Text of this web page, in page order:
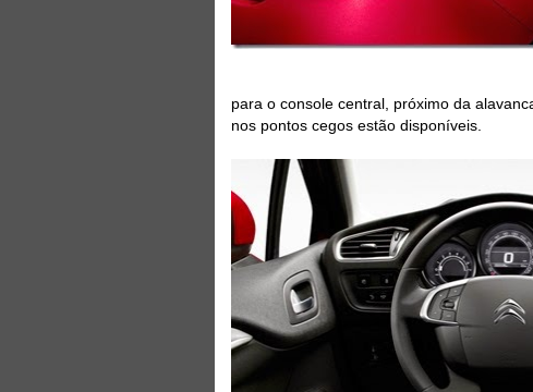
para o console central, próximo da
nos pontos cegos estão disponíveis.